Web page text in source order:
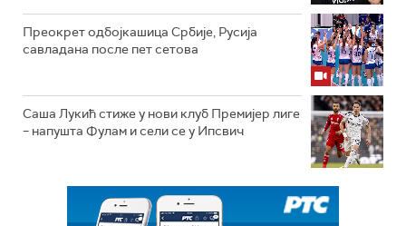
Преокрет одбојкашица Србије, Русија
савладана после пет сетова
Саша Лукић стиже у нови клуб Премијер лиге
– напушта Фулам и сели се у Ипсвич